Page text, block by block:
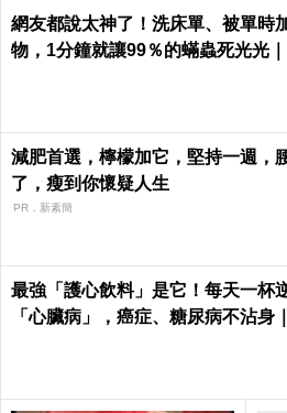
網友都說太神了！洗床單、被單時
物，1分鐘就讓99％的蟎蟲死光光
減肥首選，檸檬加它，堅持一週，
了，瘦到你懷疑人生
PR．新素簡
最強「護心飲料」是它！每天一杯
「心臟病」，癌症、糖尿病不沾身